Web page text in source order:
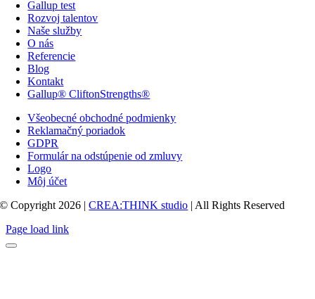
Gallup test
Rozvoj talentov
Naše služby
O nás
Referencie
Blog
Kontakt
Gallup® CliftonStrengths®
Všeobecné obchodné podmienky
Reklamačný poriadok
GDPR
Formulár na odstúpenie od zmluvy
Logo
Môj účet
© Copyright 2026 |CREA:THINK studio | All Rights Reserved
Page load link